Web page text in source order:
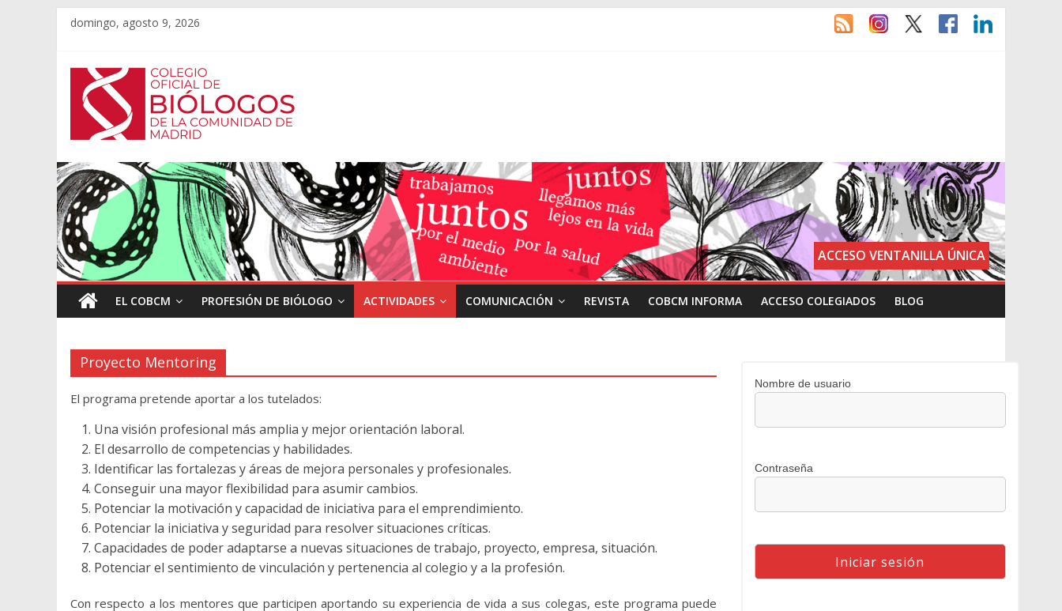
domingo, agosto 9, 2026
ACCESO VENTANILLA ÚNICA
EL COBCM PROFESIÓN DE BIÓLOGO ACTIVIDADES COMUNICACIÓN REVISTA COBCM INFORMA ACCESO COLEGIADOS BLOG
Proyecto Mentoring
El programa pretende aportar a los tutelados:
Una visión profesional más amplia y mejor orientación laboral.
El desarrollo de competencias y habilidades.
Identificar las fortalezas y áreas de mejora personales y profesionales.
Conseguir una mayor flexibilidad para asumir cambios.
Potenciar la motivación y capacidad de iniciativa para el emprendimiento.
Potenciar la iniciativa y seguridad para resolver situaciones críticas.
Capacidades de poder adaptarse a nuevas situaciones de trabajo, proyecto, empresa, situación.
Potenciar el sentimiento de vinculación y pertenencia al colegio y a la profesión.
Con respecto a los mentores que participen aportando su experiencia de vida a sus colegas, este programa puede
Nombre de usuario
Contraseña